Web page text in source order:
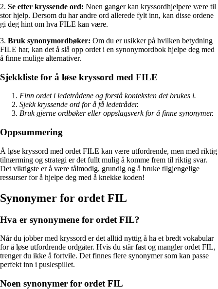
2. Se etter kryssende ord: Noen ganger kan kryssordhjelpere være til
stor hjelp. Dersom du har andre ord allerede fylt inn, kan disse ordene
gi deg hint om hva FILE kan være.
3. Bruk synonymordbøker: Om du er usikker på hvilken betydning
FILE har, kan det å slå opp ordet i en synonymordbok hjelpe deg med
å finne mulige alternativer.
Sjekkliste for å løse kryssord med FILE
Finn ordet i ledetrådene og forstå konteksten det brukes i.
Sjekk kryssende ord for å få ledetråder.
Bruk gjerne ordbøker eller oppslagsverk for å finne synonymer.
Oppsummering
Å løse kryssord med ordet FILE kan være utfordrende, men med riktig
tilnærming og strategi er det fullt mulig å komme frem til riktig svar.
Det viktigste er å være tålmodig, grundig og å bruke tilgjengelige
ressurser for å hjelpe deg med å knekke koden!
Synonymer for ordet FIL
Hva er synonymene for ordet FIL?
Når du jobber med kryssord er det alltid nyttig å ha et bredt vokabular
for å løse utfordrende ordgåter. Hvis du står fast og mangler ordet FIL,
trenger du ikke å fortvile. Det finnes flere synonymer som kan passe
perfekt inn i puslespillet.
Noen synonymer for ordet FIL